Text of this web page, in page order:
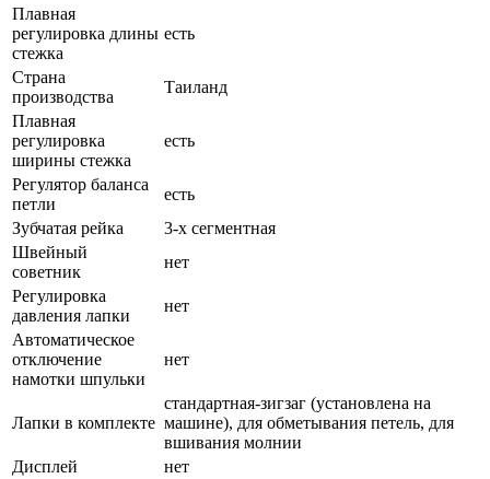
Плавная
регулировка длины
стежка
есть
Страна
производства
Таиланд
Плавная
регулировка
ширины стежка
есть
Регулятор баланса
петли
есть
Зубчатая рейка
3-х сегментная
Швейный
советник
нет
Регулировка
давления лапки
нет
Автоматическое
отключение
намотки шпульки
нет
Лапки в комплекте
стандартная-зигзаг (установлена на
машине), для обметывания петель, для
вшивания молнии
Дисплей
нет